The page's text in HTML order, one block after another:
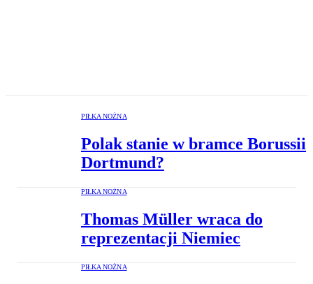
PIŁKA NOŻNA
Polak stanie w bramce Borussii
Dortmund?
PIŁKA NOŻNA
Thomas Müller wraca do
reprezentacji Niemiec
PIŁKA NOŻNA